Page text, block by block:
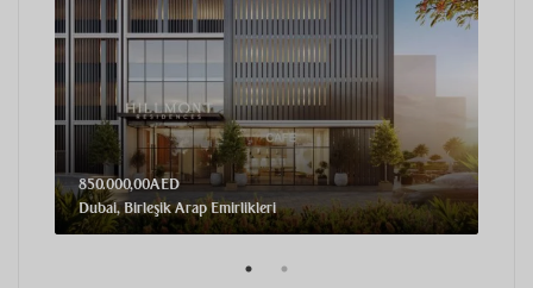
850.000,00AED
Dubai, Birleşik Arap Emirlikleri